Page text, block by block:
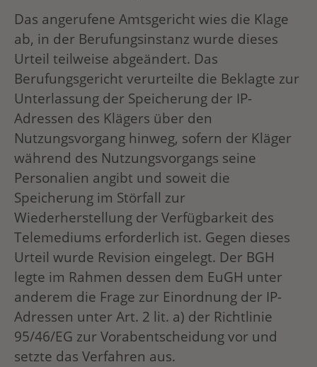
Das angerufene Amtsgericht wies die Klage
ab, in der Berufungsinstanz wurde dieses
Urteil teilweise abgeändert. Das
Berufungsgericht verurteilte die Beklagte zur
Unterlassung der Speicherung der IP-
Adressen des Klägers über den
Nutzungsvorgang hinweg, sofern der Kläger
während des Nutzungsvorgangs seine
Personalien angibt und soweit die
Speicherung im Störfall zur
Wiederherstellung der Verfügbarkeit des
Telemediums erforderlich ist. Gegen dieses
Urteil wurde Revision eingelegt. Der BGH
legte im Rahmen dessen dem EuGH unter
anderem die Frage zur Einordnung der IP-
Adressen unter Art. 2 lit. a) der Richtlinie
95/46/EG zur Vorabentscheidung vor und
setzte das Verfahren aus.